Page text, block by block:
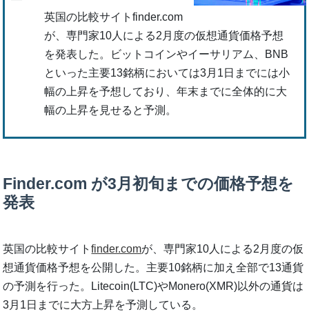
英国の比較サイトfinder.com
が、専門家10人による2月度の仮想通貨価格予想
を発表した。ビットコインやイーサリアム、BNB
といった主要13銘柄においては3月1日までには小
幅の上昇を予想しており、年末までに全体的に大
幅の上昇を見せると予測。
Finder.com が3月初旬までの価格予想を
発表
英国の比較サイトfinder.comが、専門家10人による2月度の仮
想通貨価格予想を公開した。主要10銘柄に加え全部で13通貨
の予測を行った。Litecoin(LTC)やMonero(XMR)以外の通貨は
3月1日までに大方上昇を予測している。